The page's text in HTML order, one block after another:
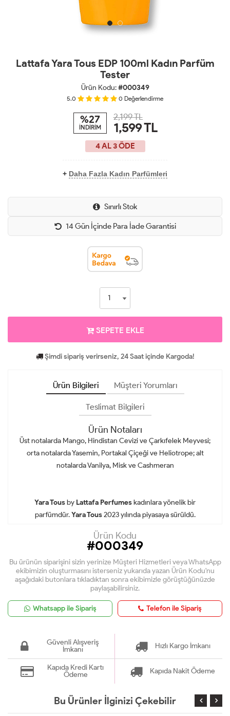
Lattafa Yara Tous EDP 100ml Kadın Parfüm
Tester
Ürün Kodu:#000349
5.0 0 Değerlendirme
%27
İNDİRİM
2,199 TL
1,599TL
4 AL 3 ÖDE
+ Daha Fazla Kadın Parfümleri
Sınırlı Stok
14 Gün İçinde Para İade Garantisi
SEPETE EKLE
Şimdi sipariş verirseniz, 24 Saat içinde Kargoda!
Ürün Bilgileri Müşteri Yorumları
Teslimat Bilgileri
Ürün Notaları
Üst notalarda Mango, Hindistan Cevizi ve Çarkıfelek Meyvesi;
orta notalarda Yasemin, Portakal Çiçeği ve Heliotrope; alt
notalarda Vanilya, Misk ve Cashmeran
Yara Tousby Lattafa Perfumeskadınlara yönelik bir
parfümdür.Yara Tous2023 yılında piyasaya sürüldü.
Ürün Kodu
#000349
Bu ürünün siparişini sizin yerinize Müşteri Hizmetleri veya WhatsApp
ekibimizin oluşturmasını isterseniz yukarıda yazan Ürün Kodu'nu
aşağıdaki butonlara tıkladıktan sonra ekibimizle görüştüğünüzde
paylaşabilirsiniz.
Whatsapp ile Sipariş Telefon ile Sipariş
Güvenli Alışveriş
İmkanı
Hızlı Kargo İmkanı
Kapıda Kredi Kartı
Ödeme
Kapıda Nakit Ödeme
Bu Ürünler İlginizi Çekebilir